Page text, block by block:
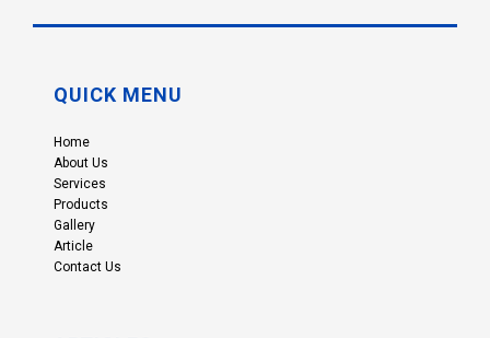
QUICK MENU
Home
About Us
Services
Products
Gallery
Article
Contact Us